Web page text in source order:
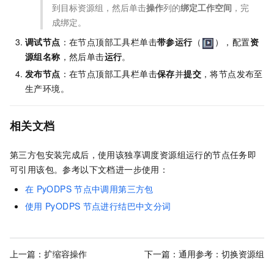
到目标资源组，然后单击操作列的绑定工作空间 ，完
成绑定。
调试节点 ：在节点顶部工具栏单击带参运行（ ），配置资
源组名称 ，然后单击运行。
发布节点 ：在节点顶部工具栏单击保存并提交 ，将节点发布至
生产环境。
相关文档
第三方包安装完成后，使用该独享调度资源组运行的节点任务即
可引用该包。参考以下文档进一步使用：
在 PyODPS 节点中调用第三方包
使用 PyODPS 节点进行结巴中文分词
上一篇： 扩缩容操作 下一篇： 通用参考：切换资源组